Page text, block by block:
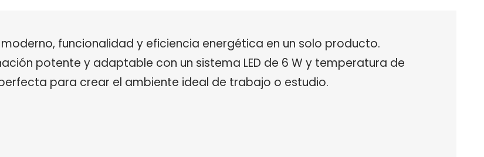
moderno, funcionalidad y eficiencia energética en un solo producto.
potente y adaptable con un sistema LED de 6 W y temperatura de
perfecta para crear el ambiente ideal de trabajo o estudio.